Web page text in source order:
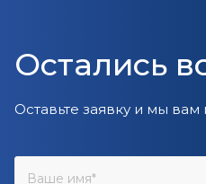
Остались
Оставьте заявку и мы